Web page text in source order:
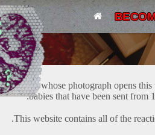
The baby, whose photograph opens
babies that have been sent from
This website contains all of the